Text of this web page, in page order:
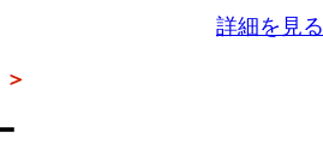
詳細を見る